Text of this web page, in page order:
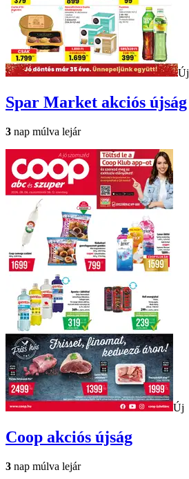
Új
Spar Market akciós újság
3 nap múlva lejár
Új
Coop akciós újság
3 nap múlva lejár